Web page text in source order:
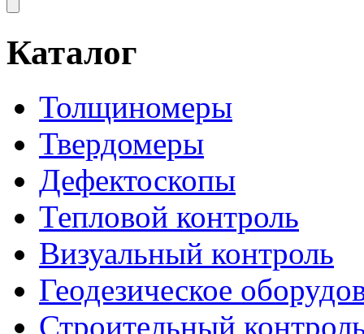
Каталог
Толщиномеры
Твердомеры
Дефектоскопы
Тепловой контроль
Визуальный контроль
Геодезическое
Строительный